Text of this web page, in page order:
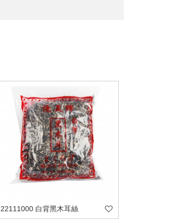
22111000 白背黑木耳絲